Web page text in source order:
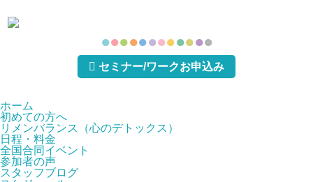
●●●●●●●●●●●●
セミナー/ワークお申込み
ホーム
初めての方へ
リメンバランス（心のデトックス）
日程・料金
全国合同イベント
参加者の声
スタッフブログ